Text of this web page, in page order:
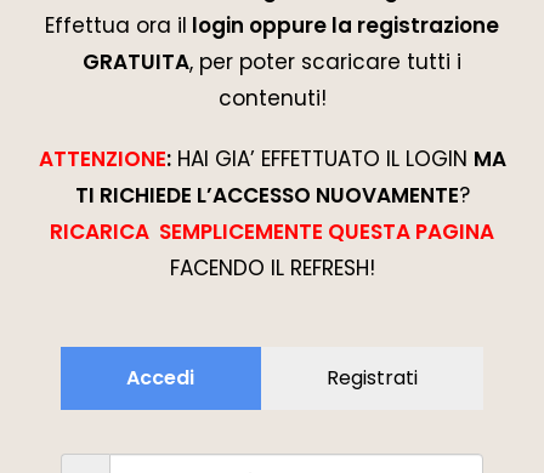
Effettua ora il login oppure la registrazione
GRATUITA, per poter scaricare tutti i
contenuti!
ATTENZIONE:HAI GIA’ EFFETTUATO IL LOGIN MA
TI RICHIEDE L’ACCESSO NUOVAMENTE?
RICARICA SEMPLICEMENTE QUESTA PAGINA
FACENDO IL REFRESH!
Accedi Registrati